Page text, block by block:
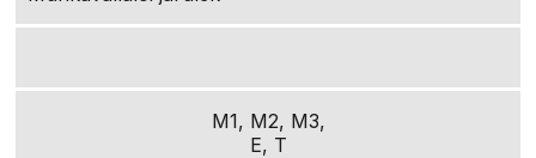
M1, M2, M3,
E, T